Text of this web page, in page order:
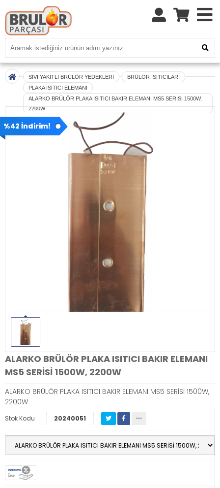
SIVI YAKITLI BRÜLÖR YEDEKLERİ
BRÜLÖR ISITICILARI
PLAKA ISITICI ELEMANI
ALARKO BRÜLÖR PLAKA ISITICI BAKIR ELEMANI MS5 SERİSİ 1500W,
2200W
%42 İndirim!
ALARKO BRÜLÖR PLAKA ISITICI BAKIR ELEMANI
MS5 SERİSİ 1500W, 2200W
ALARKO BRÜLÖR PLAKA ISITICI BAKIR ELEMANI MS5 SERİSİ 1500W,
2200W
Stok Kodu 20240051
İndirimli
Ürün